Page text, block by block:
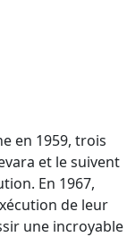
en 1959, trois
et le suivent
En 1967,
de leur
une incroyable